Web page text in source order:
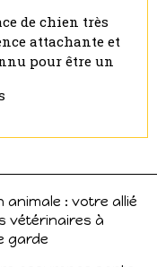
de chien très
attachante et
pour être un
: votre allié
vétérinaires à
garde